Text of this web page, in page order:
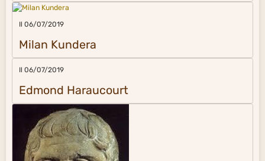
Il 06/07/2019
Milan Kundera
Il 06/07/2019
Edmond Haraucourt